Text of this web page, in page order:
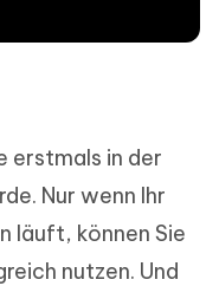
erstmals in der
Nur wenn Ihr
läuft, können Sie
nutzen. Und